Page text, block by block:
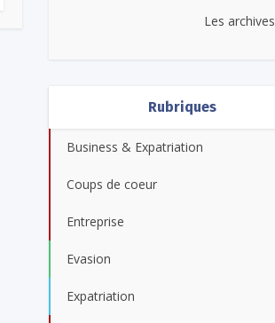
Les archives
Rubriques
Business & Expatriation
Coups de coeur
Entreprise
Evasion
Expatriation